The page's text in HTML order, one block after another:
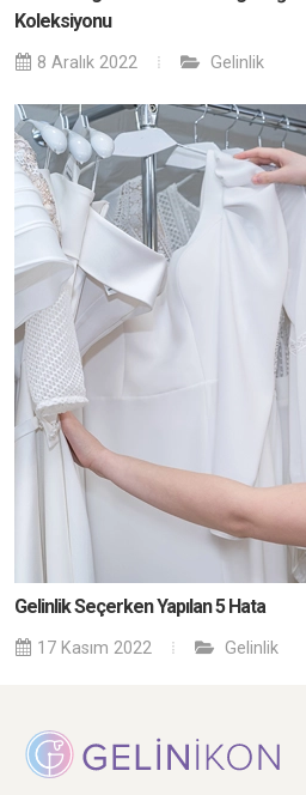
Koleksiyonu
8 Aralık 2022 Gelinlik
Gelinlik Seçerken Yapılan 5 Hata
17 Kasım 2022 Gelinlik